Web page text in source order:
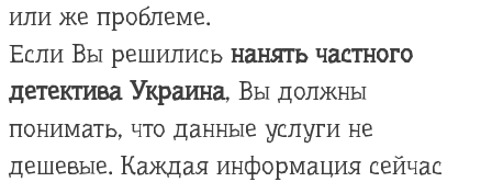
или же проблеме.
Если Вы решились нанять частного
детектива Украина, Вы должны
понимать, что данные услуги не
дешевые. Каждая информация сейчас